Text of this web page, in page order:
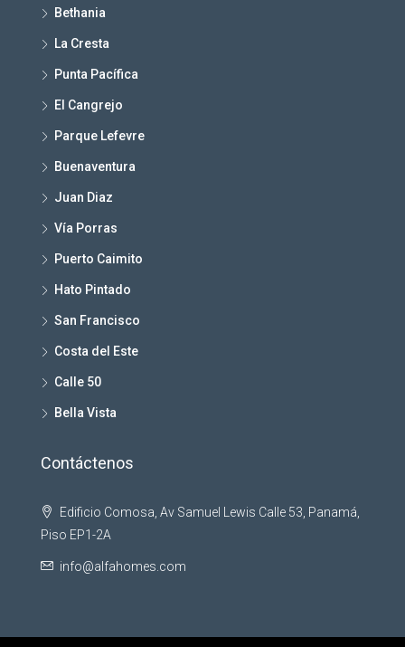
Bethania
La Cresta
Punta Pacífica
El Cangrejo
Parque Lefevre
Buenaventura
Juan Diaz
Vía Porras
Puerto Caimito
Hato Pintado
San Francisco
Costa del Este
Calle 50
Bella Vista
Contáctenos
Edificio Comosa, Av Samuel Lewis Calle 53, Panamá,
Piso EP1-2A
info@alfahomes.com